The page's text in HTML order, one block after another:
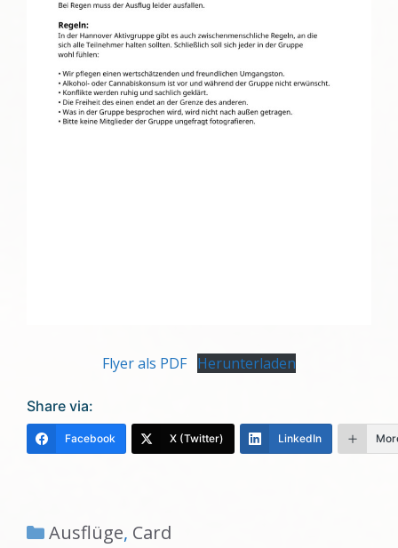
Flyer als PDF Herunterladen
Share via:
Facebook X (Twitter) LinkedIn
Kategorien
Ausflüge, Card